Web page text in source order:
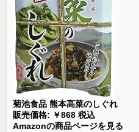
菊池食品 熊本高菜のしぐれ
販売価格: ￥868 税込
Amazonの商品ページを見る